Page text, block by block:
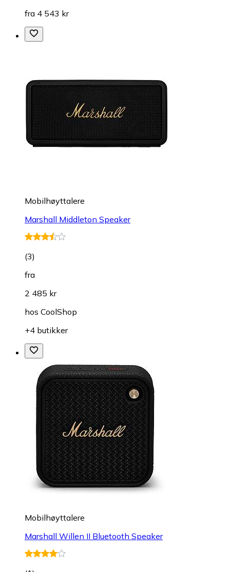
fra 4 543 kr
Mobilhøyttalere
Marshall Middleton Speaker
(3)
fra
2 485 kr
hos CoolShop
+4 butikker
Mobilhøyttalere
Marshall Willen II Bluetooth Speaker